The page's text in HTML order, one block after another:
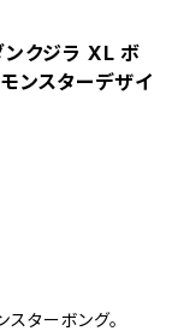
クジラ XL ボ
ンスターデザイ
ターボング。